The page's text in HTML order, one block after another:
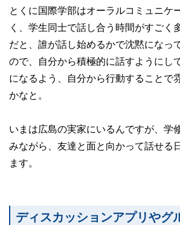
とくに国際学部はオーラルコミュニケ
く、学生同士で話し合う時間がすごく
だと、誰が話し始めるかで沈黙になっ
ので、自分から積極的に話すようにし
になるよう、自分から行動することで
かなと。
いまは広島の実家にいるんですが、学
みながら、友達と面と向かって話せる
ます。
ディスカッションアプリやグ